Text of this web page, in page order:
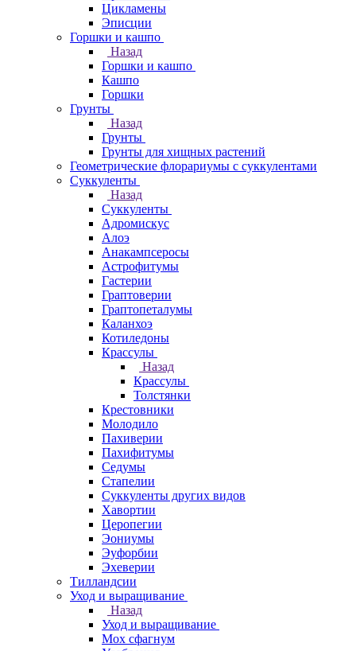
Цикламены
Эписции
Горшки и кашпо
Назад
Горшки и кашпо
Кашпо
Горшки
Грунты
Назад
Грунты
Грунты для хищных растений
Геометрические флорариумы с суккулентами
Суккуленты
Назад
Суккуленты
Адромискус
Алоэ
Анакампсеросы
Астрофитумы
Гастерии
Граптоверии
Граптопеталумы
Каланхоэ
Котиледоны
Крассулы
Назад
Крассулы
Толстянки
Крестовники
Молодило
Пахиверии
Пахифитумы
Седумы
Стапелии
Суккуленты других видов
Хавортии
Церопегии
Эониумы
Эуфорбии
Эхеверии
Тилландсии
Уход и выращивание
Назад
Уход и выращивание
Мох сфагнум